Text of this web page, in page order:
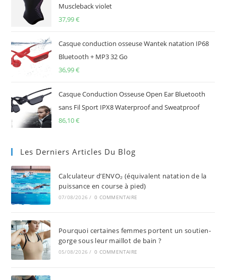
Muscleback violet
37,99€
Casque conduction osseuse Wantek natation IP68
Bluetooth + MP3 32 Go
36,99€
Casque Conduction Osseuse Open Ear Bluetooth
sans Fil Sport IPX8 Waterproof and Sweatproof
86,10€
Les Derniers Articles Du Blog
Calculateur d’ENVO₂ (équivalent natation de la
puissance en course à pied)
07/08/2026 / 0 COMMENTAIRE
Pourquoi certaines femmes portent un soutien-
gorge sous leur maillot de bain ?
05/08/2026 / 0 COMMENTAIRE